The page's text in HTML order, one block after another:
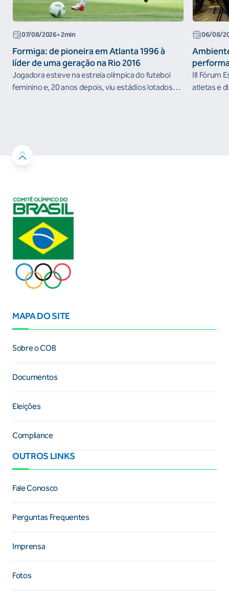
07/08/2026• 2min
Formiga: de pioneira em Atlanta 1996 à
líder de uma geração na Rio 2016
Jogadora esteve na estreia olímpica do futebol
feminino e, 20 anos depois, viu estádios lotados
06/08/
III Fórum
atletas e
MAPA DO SITE
Sobre o COB
Documentos
Eleições
Compliance
OUTROS LINKS
Fale Conosco
Perguntas Frequentes
Imprensa
Fotos